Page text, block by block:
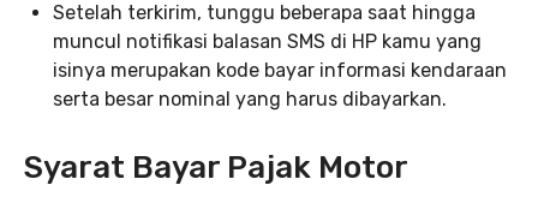
Setelah terkirim, tunggu beberapa saat hingga
muncul notifikasi balasan SMS di HP kamu yang
isinya merupakan kode bayar informasi kendaraan
serta besar nominal yang harus dibayarkan.
Syarat Bayar Pajak Motor